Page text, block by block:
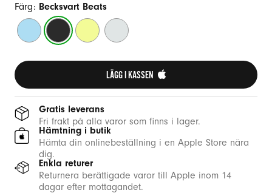
Färg: Becksvart Beats
AzurblåBecksvart
Beats
LimegrönDimgrå
LÄGG I KASSEN
Gratis leverans
Fri frakt på alla varor som finns i lager.
Hämtning i butik
Hämta din onlinebeställning i en Apple Store nära
dig.
Enkla returer
Returnera berättigade varor till Apple inom 14
dagar efter mottagandet.